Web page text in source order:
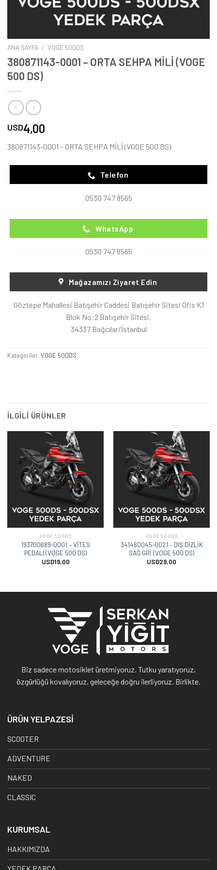
ANA SAYFA / VOGE 500DS
380871143-0001 – ORTA SEHPA MİLİ (VOGE
500 DS)
USD4,00
380871143-0001 – ORTA SEHPA MİLİ (VOGE 500 DS)
Telefon
0530 747 8565
WhatsApp
0530 747 8565
Mağazamızı Ziyaret Edin
Göztepe Mahallesi Batışehir Caddesi Batışehir Sitesi Ofis K1
Blok No:2 Batışehir Sitesi,
34337 Bağcılar/İstanbul
Kategoriler: VOGE 500DS
İLGILI ÜRÜNLER
VOGE 500DS
193700689-0001 – VİTES
PEDALI (VOGE 500 DS)
USD19,00
VOGE 500DS
341460045-0021 – DIŞ DİZLİK
SAĞ GRİ (VOGE 500 DS)
USD29,00
Biz sadece motosiklet üretmiyoruz. Tutku yaratıyoruz,
özgürlüğü kovalıyoruz, geleceğe doğru ilerliyoruz. Birlikte.
ÜRÜN YELPAZESİ
SCOOTER
ADVENTURE
NAKED
CLASSIC
KURUMSAL
HAKKIMIZDA
YEDEK PARÇA